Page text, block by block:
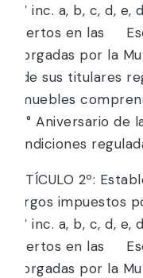
10° inc. a, b, c, d, e,
insertos en las
otorgadas por la
de sus titulares
inmuebles
60° Aniversario de
condiciones
ARTÍCULO 2º:
cargos impuestos
10° inc. a, b, c, d, e,
insertos en las
otorgadas por la